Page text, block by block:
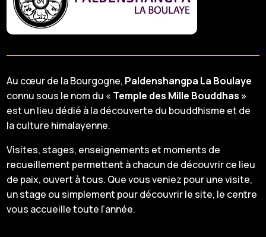
Au cœur de la Bourgogne, Paldenshangpa La Boulaye
connu sous le nom du « Temple des Mille Bouddhas »
est un lieu dédié à la découverte du bouddhisme et de
la culture himalayenne.
Visites, stages, enseignements et moments de
recueillement permettent à chacun de découvrir ce lieu
de paix, ouvert à tous. Que vous veniez pour une visite,
un stage ou simplement pour découvrir le site, le centre
vous accueille toute l’année.